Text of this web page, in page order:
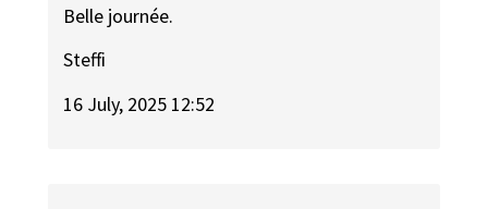
Belle journée.
Steffi
16 July, 2025 12:52